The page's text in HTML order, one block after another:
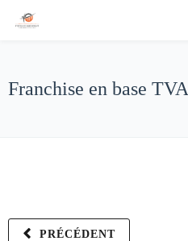
Franchise en base TVA
PRÉCÉDENT